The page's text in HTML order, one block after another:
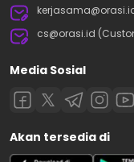
cs@orasi.id
Media Sosial
Akan tersedia di